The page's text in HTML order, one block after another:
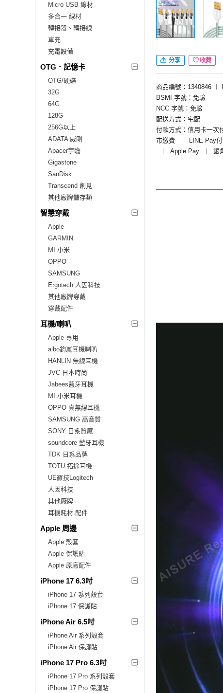
Micro USB 線材
多合一 線材
轉接器、轉接線
車充
充電設備
OTG．記憶卡
OTG/硬碟
32G
64G
128G
256G以上
ADATA 威剛
Apacer宇瞻
Gigastone
SanDisk
Transcend 創見
其他廠牌儲存類
智慧穿戴
Apple
GARMIN
MI 小米
OPPO
SAMSUNG
Ergotech 人因科技
其他廠牌穿戴
穿戴配件
耳機/喇叭
Apple 專用
aibo鈞嵐耳機喇叭
HANLIN 無線耳機
JVC 日本時尚
Jabees藍牙耳機
MI 小米耳機
OPPO 真無線耳機
SAMSUNG 高音質
SONY 日系質感
soundcore 藍牙耳機
TDK 日系品牌
TOTU 拓途耳機
UE羅技Logitech
人因科技
其他廠牌
耳機耗材.配件
Apple 周邊
Apple 殼套
Apple 保護貼
Apple 原廠配件
iPhone 17 6.3吋
iPhone 17 系列殼套
iPhone 17 保護貼
iPhone Air 6.5吋
iPhone Air 系列殼套
iPhone Air 保護貼
iPhone 17 Pro 6.3吋
iPhone 17 Pro 系列殼套
iPhone 17 Pro 保護貼
分享 收藏
商品編號：1340846 ︱
BSMI 字號：免驗
NCC 字號：免驗
配送方式：宅配
付款方式：信用卡一次
市繳費
︱ LINE Pay
︱
Apple Pay ︱ 銀